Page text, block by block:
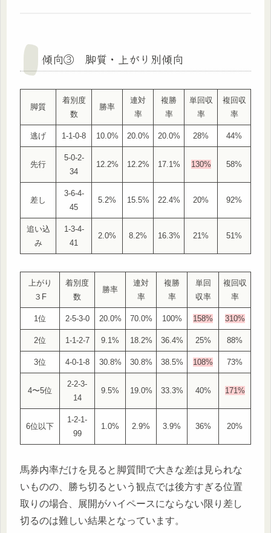
傾向③ 脚質・上がり別傾向
脚質
着別度
数
勝率
連対
率
複勝
率
単回収
率
複回収
率
逃げ 1-1-0-8 10.0% 20.0% 20.0% 28% 44%
先行
5-0-2-
34
12.2% 12.2% 17.1% 130% 58%
差し
3-6-4-
45
5.2% 15.5% 22.4% 20% 92%
追い込
み
1-3-4-
41
2.0% 8.2% 16.3% 21% 51%
上がり
３F
着別度
数
勝率
連対
率
複勝
率
単回
収率
複回収
率
1位 2-5-3-0 20.0% 70.0% 100% 158% 310%
2位 1-1-2-7 9.1% 18.2% 36.4% 25% 88%
3位 4-0-1-8 30.8% 30.8% 38.5% 108% 73%
4〜5位
2-2-3-
14
9.5% 19.0% 33.3% 40% 171%
6位以下
1-2-1-
99
1.0% 2.9% 3.9% 36% 20%
馬券内率だけを見ると脚質間で大きな差は見られな
いものの、勝ち切るという観点では後方すぎる位置
取りの場合、展開がハイペースにならない限り差し
切るのは難しい結果となっています。